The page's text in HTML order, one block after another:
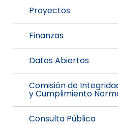
Proyectos
Finanzas
Datos Abiertos
Comisión de
y Cumplimiento
Consulta Pública